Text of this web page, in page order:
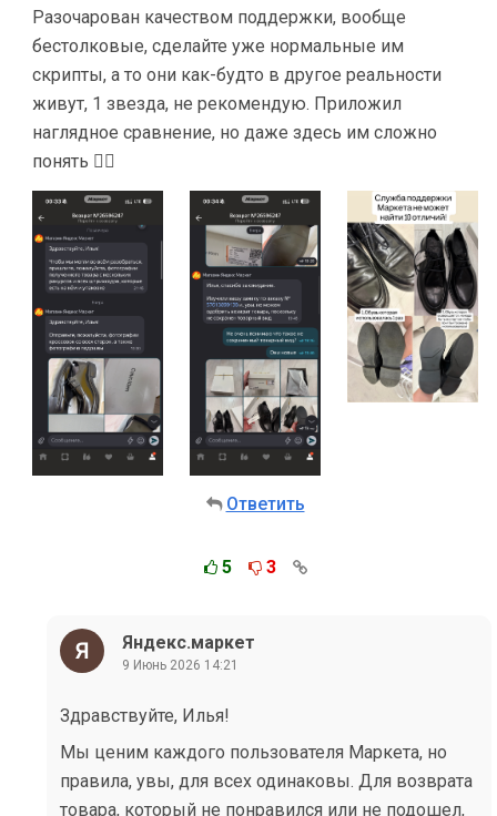
Разочарован качеством поддержки, вообще
бестолковые, сделайте уже нормальные им
скрипты, а то они как-будто в другое реальности
живут, 1 звезда, не рекомендую. Приложил
наглядное сравнение, но даже здесь им сложно
понять 🤷‍♀️
Ответить
5 3
Яндекс.маркет
9 Июнь 2026 14:21
Здравствуйте, Илья!
Мы ценим каждого пользователя Маркета, но
правила, увы, для всех одинаковы. Для возврата
товара, который не понравился или не подошел,